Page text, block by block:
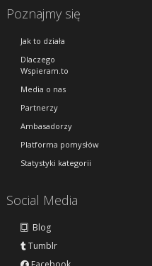
Poznajmy się
Jak to działa
Dlaczego
Wspieram.to
Media o nas
Partnerzy
Ambasadorzy
Platforma pomysłów
Statystyki kategorii
Social Media
Blog
Tumblr